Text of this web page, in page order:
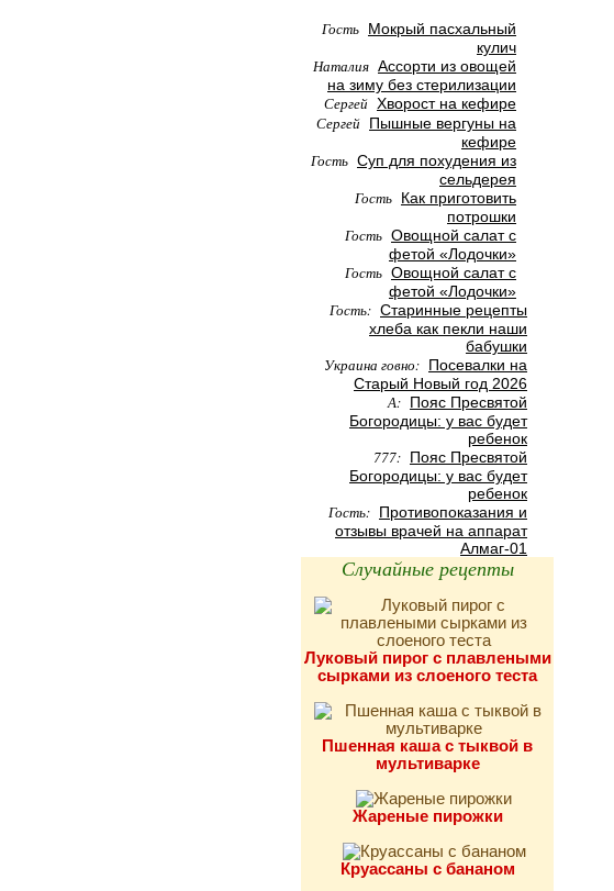
Гость Мокрый пасхальный
кулич
Наталия Ассорти из овощей
на зиму без стерилизации
Сергей Хворост на кефире
Сергей Пышные вергуны на
кефире
Гость Суп для похудения из
сельдерея
Гость Как приготовить
потрошки
Гость Овощной салат с
фетой «Лодочки»
Гость Овощной салат с
фетой «Лодочки»
Гость: Старинные рецепты
хлеба как пекли наши
бабушки
Украина говно: Посевалки на
Старый Новый год 2026
А: Пояс Пресвятой
Богородицы: у вас будет
ребенок
777: Пояс Пресвятой
Богородицы: у вас будет
ребенок
Гость: Противопоказания и
отзывы врачей на аппарат
Алмаг-01
Случайные рецепты
Луковый пирог с плавлеными
сырками из слоеного теста
Пшенная каша с тыквой в
мультиварке
Жареные пирожки
Круассаны с бананом